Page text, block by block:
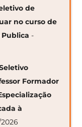
de
no curso de
-
Formador
à